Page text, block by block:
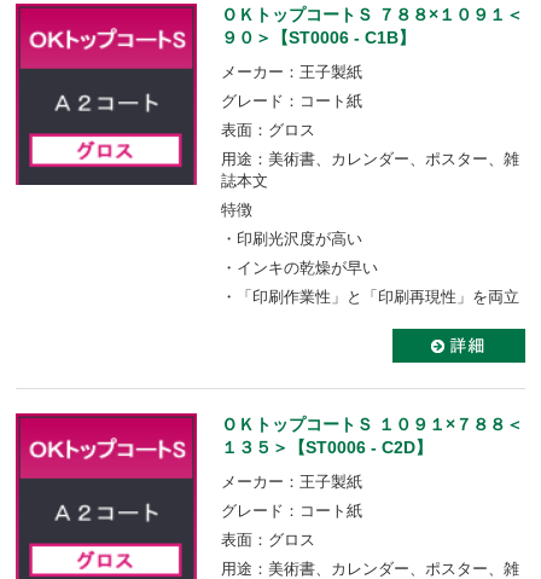
ＯＫトップコートＳ ７８８×１０９１＜
９０＞【ST0006 - C1B】
メーカー：王子製紙
グレード：コート紙
表面：グロス
用途：美術書、カレンダー、ポスター、雑
誌本文
特徴
・印刷光沢度が高い
・インキの乾燥が早い
・「印刷作業性」と「印刷再現性」を両立
ＯＫトップコートＳ １０９１×７８８＜
１３５＞【ST0006 - C2D】
メーカー：王子製紙
グレード：コート紙
表面：グロス
用途：美術書、カレンダー、ポスター、雑